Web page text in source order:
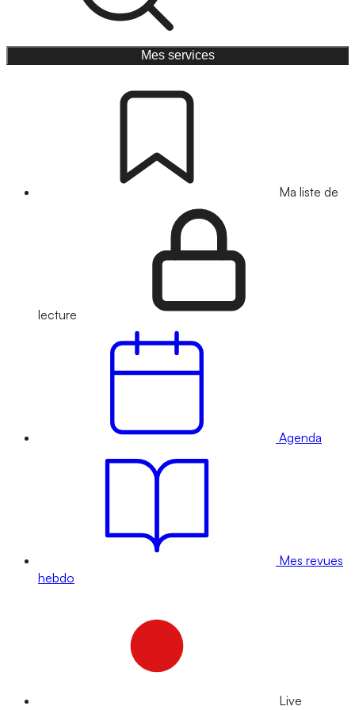
Mes services
Ma liste de
lecture
Agenda
Mes revues
hebdo
Live